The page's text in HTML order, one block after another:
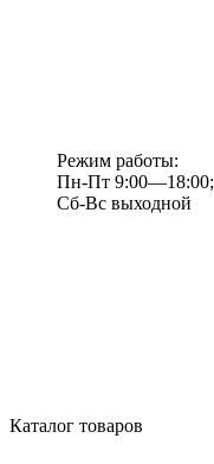
Режим работы:
Пн-Пт 9:00—18:00;
Сб-Вс выходной
Каталог товаров